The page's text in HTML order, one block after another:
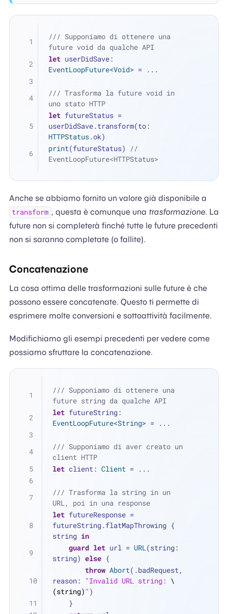
/// Supponiamo di ottenere una
future void da qualche API
let
EventLoopFuture<Void> = ...
/// Trasforma la future void in
uno stato HTTP
let futureStatus =
HTTPStatus.ok)
print(futureStatus) //
EventLoopFuture<HTTPStatus>
Anche se abbiamo fornito un valore già disponibile a
transform , questa è comunque una trasformazione. La
future non si completerà finché tutte le future precedenti
non si saranno completate (o fallite).
Concatenazione
La cosa ottima delle trasformazioni sulle future è che
possono essere concatenate. Questo ti permette di
esprimere molte conversioni e sottoattività facilmente.
Modifichiamo gli esempi precedenti per vedere come
possiamo sfruttare la concatenazione.
/// Supponiamo di ottenere una
future string da qualche API
let
EventLoopFuture<String> = ...
/// Supponiamo di aver creato un
client HTTP
let client: Client = ...
/// Trasforma la string in un
URL, poi in una response
let futureResponse =
futureString.flatMapThrowing {
string in
guard let url = URL (string:
string) else {
throw Abort(.badRequest,
reason: "Invalid URL string: \
(string) " )
    }